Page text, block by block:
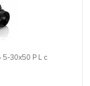
5-30x50 P L с